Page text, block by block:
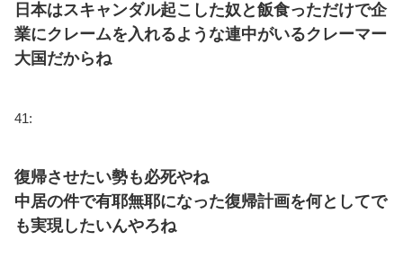
日本はスキャンダル起こした奴と飯食っただけで企
業にクレームを入れるような連中がいるクレーマー
大国だからね
41:
復帰させたい勢も必死やね
中居の件で有耶無耶になった復帰計画を何としてで
も実現したいんやろね